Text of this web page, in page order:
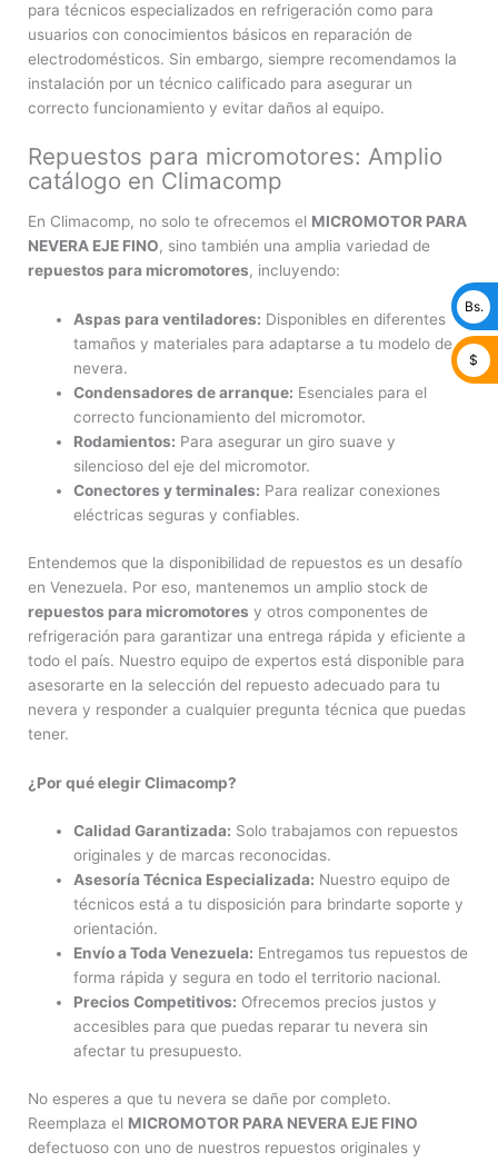
para técnicos especializados en refrigeración como para
usuarios con conocimientos básicos en reparación de
electrodomésticos. Sin embargo, siempre recomendamos la
instalación por un técnico calificado para asegurar un
correcto funcionamiento y evitar daños al equipo.
Repuestos para micromotores: Amplio
catálogo en Climacomp
En Climacomp, no solo te ofrecemos el MICROMOTOR PARA
NEVERA EJE FINO, sino también una amplia variedad de
repuestos para micromotores, incluyendo:
Aspas para ventiladores: Disponibles en diferentes
tamaños y materiales para adaptarse a tu modelo de
nevera.
Condensadores de arranque: Esenciales para el
correcto funcionamiento del micromotor.
Rodamientos: Para asegurar un giro suave y
silencioso del eje del micromotor.
Conectores y terminales: Para realizar conexiones
eléctricas seguras y confiables.
Entendemos que la disponibilidad de repuestos es un desafío
en Venezuela. Por eso, mantenemos un amplio stock de
repuestos para micromotores y otros componentes de
refrigeración para garantizar una entrega rápida y eficiente a
todo el país. Nuestro equipo de expertos está disponible para
asesorarte en la selección del repuesto adecuado para tu
nevera y responder a cualquier pregunta técnica que puedas
tener.
¿Por qué elegir Climacomp?
Calidad Garantizada: Solo trabajamos con repuestos
originales y de marcas reconocidas.
Asesoría Técnica Especializada: Nuestro equipo de
técnicos está a tu disposición para brindarte soporte y
orientación.
Envío a Toda Venezuela: Entregamos tus repuestos de
forma rápida y segura en todo el territorio nacional.
Precios Competitivos: Ofrecemos precios justos y
accesibles para que puedas reparar tu nevera sin
afectar tu presupuesto.
No esperes a que tu nevera se dañe por completo.
Reemplaza el MICROMOTOR PARA NEVERA EJE FINO
defectuoso con uno de nuestros repuestos originales y
Bs.
$